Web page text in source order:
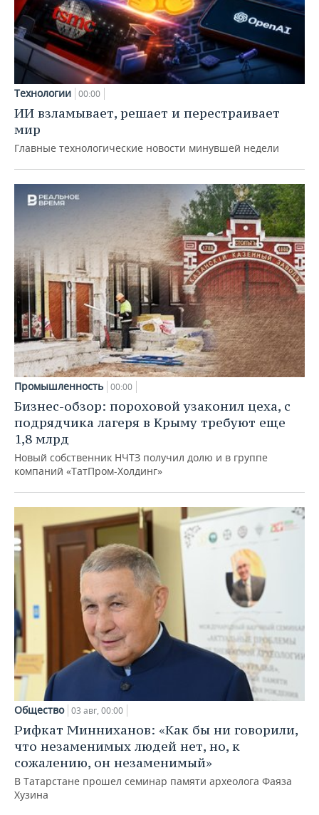
Технологии 00:00
ИИ взламывает, решает и перестраивает
мир
Главные технологические новости минувшей недели
Промышленность 00:00
Бизнес-обзор: пороховой узаконил цеха, с
подрядчика лагеря в Крыму требуют еще
1,8 млрд
Новый собственник НЧТЗ получил долю и в группе
компаний «ТатПром-Холдинг»
Общество 03 авг, 00:00
Рифкат Минниханов: «Как бы ни говорили,
что незаменимых людей нет, но, к
сожалению, он незаменимый»
В Татарстане прошел семинар памяти археолога Фаяза
Хузина